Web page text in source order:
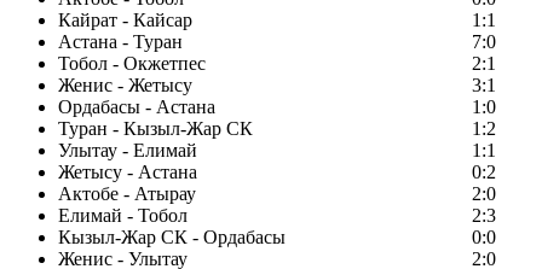
Кайрат - Кайсар
1:1
Астана - Туран
7:0
Тобол - Окжетпес
2:1
Женис - Жетысу
3:1
Ордабасы - Астана
1:0
Туран - Кызыл-Жар СК
1:2
Улытау - Елимай
1:1
Жетысу - Астана
0:2
Актобе - Атырау
2:0
Елимай - Тобол
2:3
Кызыл-Жар СК - Ордабасы
0:0
Женис - Улытау
2:0